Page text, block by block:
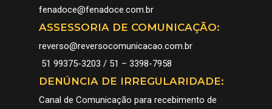
fenadoce@fenadoce.com.br
ASSESSORIA DE COMUNICAÇÃO:
reverso@reversocomunicacao.com.br
51 99375-3203 / 51 – 3398-7958
DENÚNCIA DE IRREGULARIDADE:
Canal de Comunicação para recebimento de
DOCES
PATRIMÔNIO
CORTE
PROGRAMAÇÃO
COMO CHEGAR
EXPOSITORES
PELOTAS – CIDADE
DOCE
COMUNICAÇÃO
CADASTRO
FOTOS E VÍDEOS
FENADOCE
CONTATO
SUGESTÕES
ESPANHOL